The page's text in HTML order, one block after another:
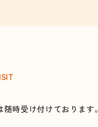
随時受け付けております。